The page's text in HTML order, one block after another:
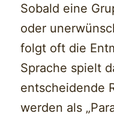
Sobald eine
oder
folgt oft die
Sprache spielt
entscheidende
werden als